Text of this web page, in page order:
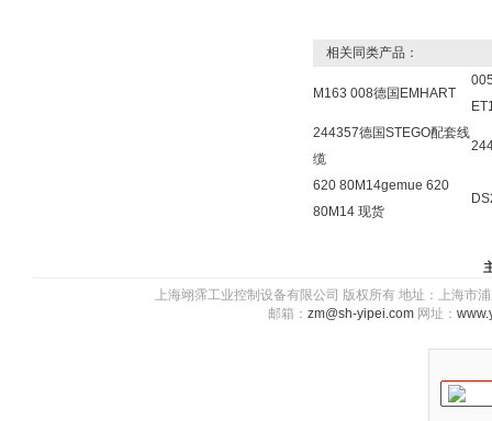
相关同类产品：
M163 008德国EMHART
244357德国STEGO配套线
缆
620 80M14gemue 620
80M14 现货
上海翊霈工业控制设备有限公司 版权所有 地址：上海
邮箱： zm@sh-yipei.com 网址：